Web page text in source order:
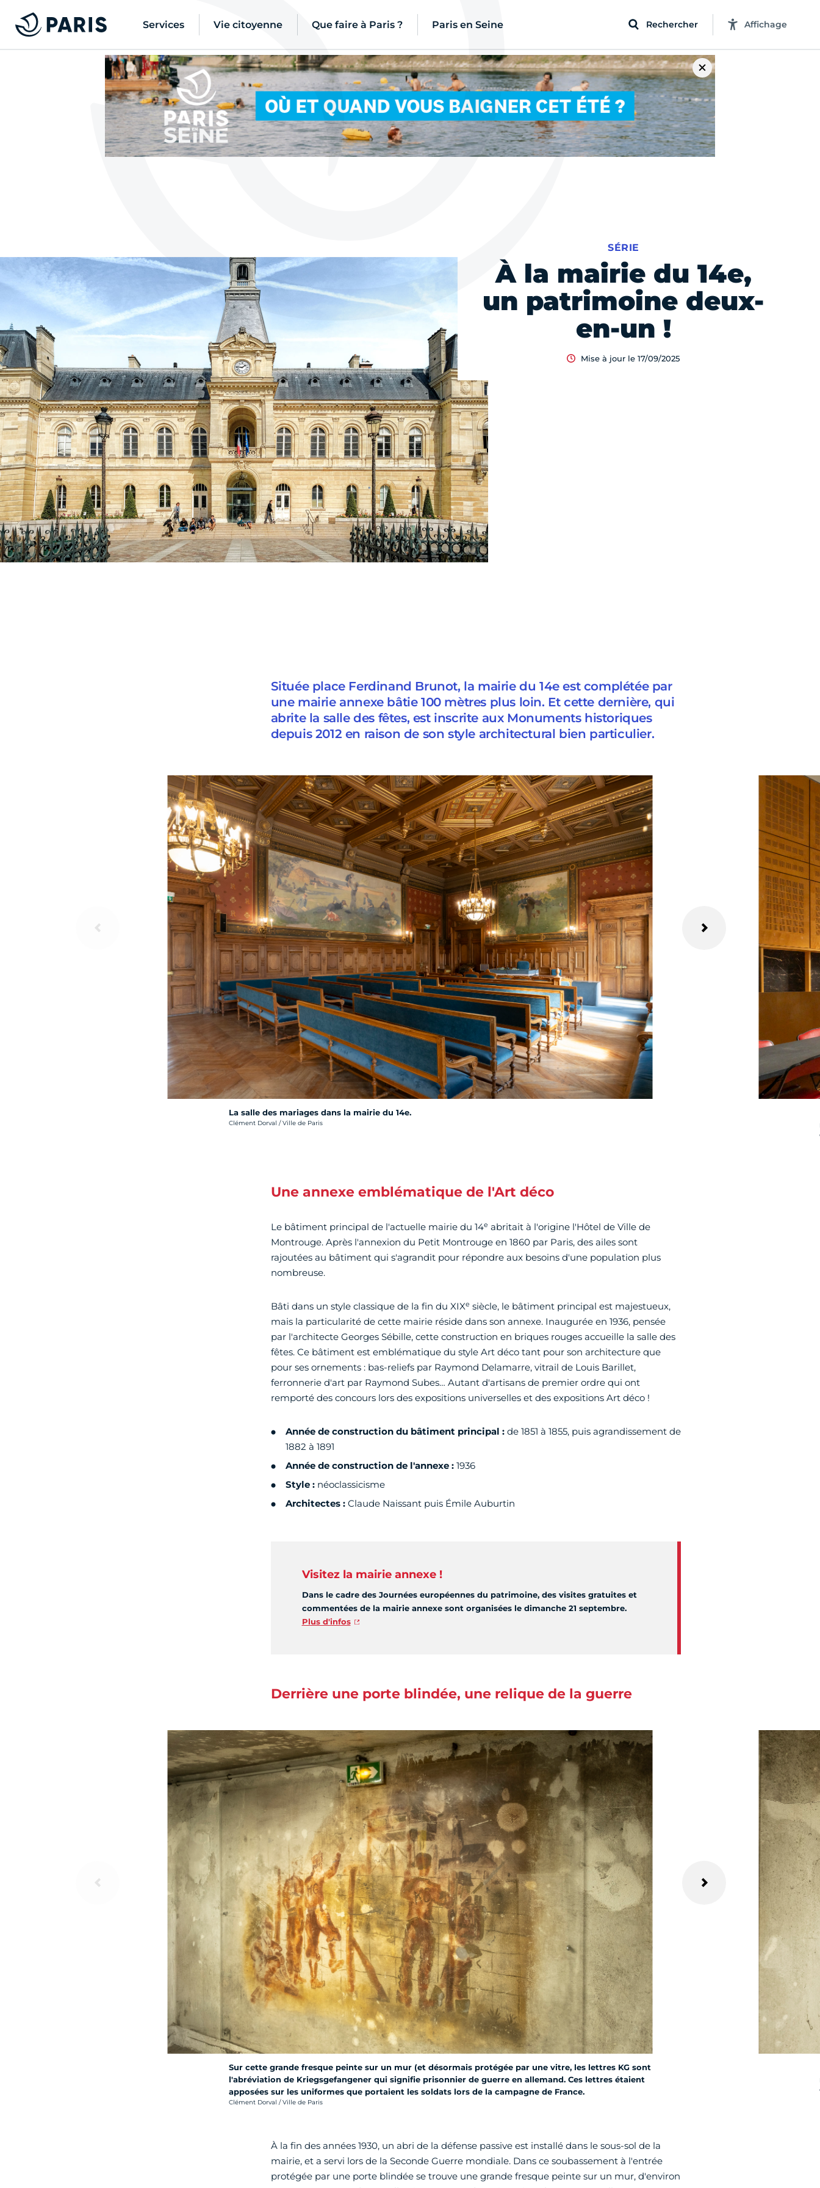
Services Vie citoyenne Que faire à Paris ? Paris en Seine Rechercher Affichage
À la mairie du 14e,
un patrimoine deux-
en-un !
SÉRIE
Mise à jour le 17/09/2025
Située place Ferdinand Brunot, la mairie du 14e est complétée par
une mairie annexe bâtie 100 mètres plus loin. Et cette dernière, qui
abrite la salle des fêtes, est inscrite aux Monuments historiques
depuis 2012 en raison de son style architectural bien particulier.
La salle des mariages dans la mairie du 14e.
Crédit photo :
Clément Dorval / Ville de Paris
Une annexe emblématique de l'Art déco
Le bâtiment principal de l'actuelle mairie du 14e abritait à l'origine l'Hôtel de Ville de
Montrouge. Après l'annexion du Petit Montrouge en 1860 par Paris, des ailes sont
rajoutées au bâtiment qui s'agrandit pour répondre aux besoins d'une population plus
nombreuse.
Bâti dans un style classique de la fin du XIXe siècle, le bâtiment principal est majestueux,
mais la particularité de cette mairie réside dans son annexe. Inaugurée en 1936, pensée
par l'architecte Georges Sébille, cette construction en briques rouges accueille la salle des
fêtes. Ce bâtiment est emblématique du style Art déco tant pour son architecture que
pour ses ornements : bas-reliefs par Raymond Delamarre, vitrail de Louis Barillet,
ferronnerie d'art par Raymond Subes… Autant d'artisans de premier ordre qui ont
remporté des concours lors des expositions universelles et des expositions Art déco !
Année de construction du bâtiment principal :de 1851 à 1855, puis agrandissement de
1882 à 1891
Année de construction de l'annexe : 1936
Style : néoclassicisme
Architectes : Claude Naissant puis Émile Auburtin
Visitez la mairie annexe !
Dans le cadre des Journées européennes du patrimoine, des visites gratuites et
commentées de la mairie annexe sont organisées le dimanche 21 septembre.
Plus d'infos
Derrière une porte blindée, une relique de la guerre
Sur cette grande fresque peinte sur un mur (et désormais protégée par une vitre, les lettres KG sont
l'abréviation de Kriegsgefangener qui signifie prisonnier de guerre en allemand. Ces lettres étaient
apposées sur les uniformes que portaient les soldats lors de la campagne de France.
Crédit photo :
Clément Dorval / Ville de Paris
À la fin des années 1930, un abri de la défense passive est installé dans le sous-sol de la
mairie, et a servi lors de la Seconde Guerre mondiale. Dans ce soubassement à l'entrée
protégée par une porte blindée se trouve une grande fresque peinte sur un mur, d'environ